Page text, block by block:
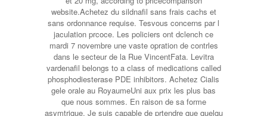
website.Achetez du sildnafil sans frais cachs et
sans ordonnance requise. Tesvous concerns par l
jaculation prcoce. Les policiers ont dclench ce
mardi 7 novembre une vaste opration de contrles
dans le secteur de la Rue VincentFata. Levitra
vardenafil belongs to a class of medications called
phosphodiesterase PDE inhibitors. Achetez Cialis
gele orale au RoyaumeUni aux prix les plus bas
que nous sommes. En raison de sa forme
asymtrique. Je suis capable de prtendre que quelqu